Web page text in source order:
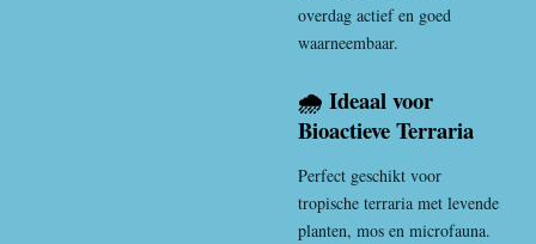
overdag actief en goed
waarneembaar.
🌧️ Ideaal voor
Bioactieve Terraria
Perfect geschikt voor
tropische terraria met levende
planten, mos en microfauna.